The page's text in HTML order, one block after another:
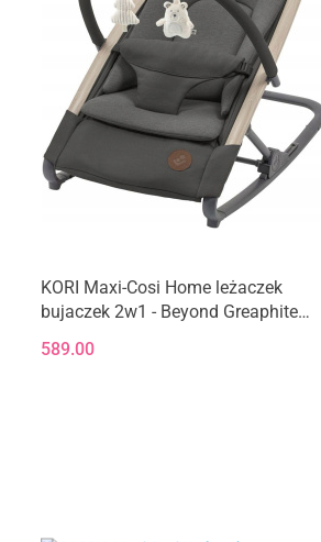
KORI Maxi-Cosi Home leżaczek
bujaczek 2w1 - Beyond Greaphite
589.00